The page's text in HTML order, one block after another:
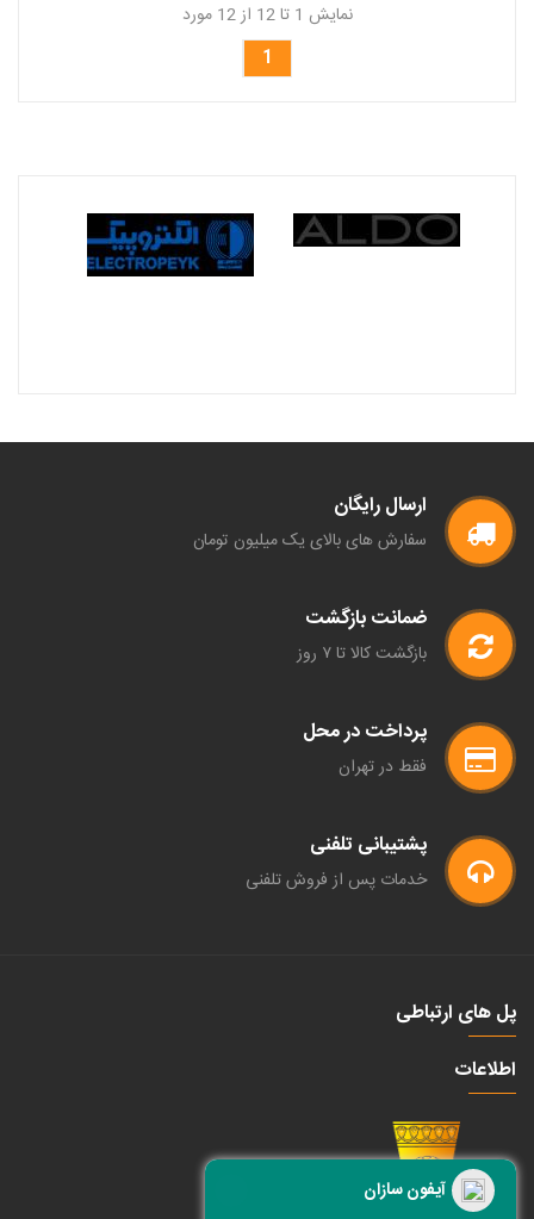
نمایش 1 تا 12 از 12 مورد
1
ارسال رایگان
سفارش های بالای یک میلیون تومان
ضمانت بازگشت
بازگشت کالا تا ۷ روز
پرداخت در محل
فقط در تهران
پشتیبانی تلفنی
خدمات پس از فروش تلفنی
پل های ارتباطی
اطلاعات
آیفون سازان